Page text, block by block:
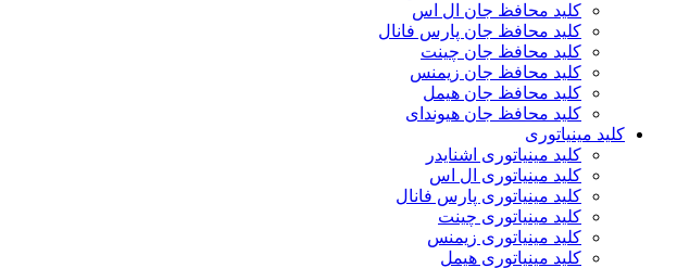
کلید محافظ جان ال اس
کلید محافظ جان پارس فانال
کلید محافظ جان چینت
کلید محافظ جان زیمنس
کلید محافظ جان هیمل
کلید محافظ جان هیوندای
کلید مینیاتوری
کلید مینیاتوری اشنایدر
کلید مینیاتوری ال اس
کلید مینیاتوری پارس فانال
کلید مینیاتوری چینت
کلید مینیاتوری زیمنس
کلید مینیاتوری هیمل